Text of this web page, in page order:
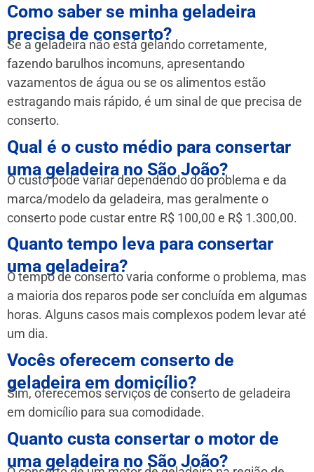
Como saber se minha geladeira
precisa de conserto?
Se a geladeira não está gelando corretamente,
fazendo barulhos incomuns, apresentando
vazamentos de água ou se os alimentos estão
estragando mais rápido, é um sinal de que precisa de
conserto.
Qual é o custo médio para consertar
uma geladeira no São João?
O custo pode variar dependendo do problema e da
marca/modelo da geladeira, mas geralmente o
conserto pode custar entre R$ 100,00 e R$ 1.300,00.
Quanto tempo leva para consertar
uma geladeira?
O tempo de conserto varia conforme o problema, mas
a maioria dos reparos pode ser concluída em algumas
horas. Alguns casos mais complexos podem levar até
um dia.
Vocês oferecem conserto de
geladeira em domicílio?
Sim, oferecemos serviços de conserto de geladeira
em domicílio para sua comodidade.
Quanto custa consertar o motor de
uma geladeira no São João?